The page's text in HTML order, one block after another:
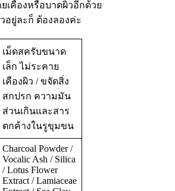
เคืองหรือบาดผิวอีกด้วย
ยู่ละก็ ต้องลองค่ะ
เม็ดสครับขนาด
เล็ก ไม่ระคาย
เคืองผิว / ขจัดสิ่ง
สกปรก ความมัน
ส่วนเกินและสาร
ตกค้างในรูขุมขน
Charcoal Powder /
Vocalic Ash / Silica
/ Lotus Flower
Extract / Lamiaceae